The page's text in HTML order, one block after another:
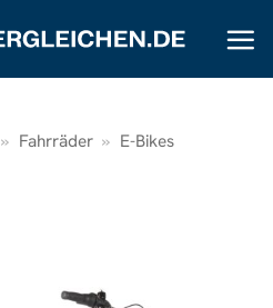
» Fahrräder » E-Bikes